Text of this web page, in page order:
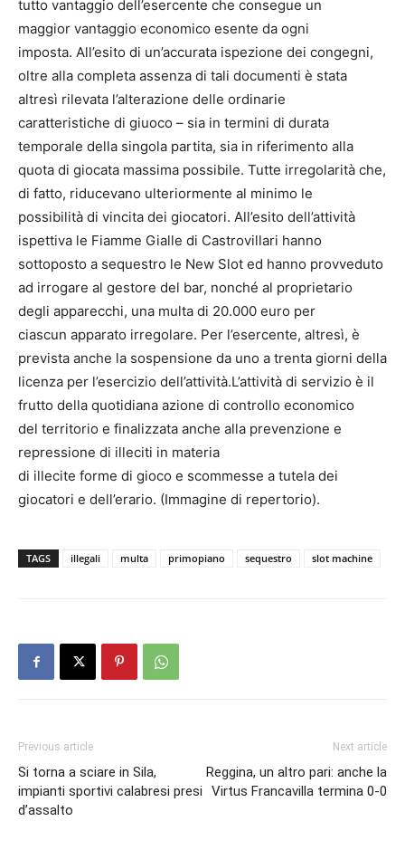
tutto vantaggio dell’esercente che consegue un
maggior vantaggio economico esente da ogni
imposta. All’esito di un’accurata ispezione dei congegni,
oltre alla completa assenza di tali documenti è stata
altresì rilevata l’alterazione delle ordinarie
caratteristiche di giuoco – sia in termini di durata
temporale della singola partita, sia in riferimento alla
quota di giocata massima possibile. Tutte irregolarità che,
di fatto, riducevano ulteriormente al minimo le
possibilità di vincita dei giocatori. All’esito dell’attività
ispettiva le Fiamme Gialle di Castrovillari hanno
sottoposto a sequestro le New Slot ed hanno provveduto
ad irrogare al gestore del bar, nonché al proprietario
degli apparecchi, una multa di 20.000 euro per
ciascun apparato irregolare. Per l’esercente, altresì, è
prevista anche la sospensione da uno a trenta giorni della
licenza per l’esercizio dell’attività.L’attività di servizio è il
frutto della quotidiana azione di controllo economico
del territorio e finalizzata anche alla prevenzione e
repressione di illeciti in materia
di illecite forme di gioco e scommesse a tutela dei
giocatori e dell’erario. (Immagine di repertorio).
TAGS illegali multa primopiano sequestro slot machine
Previous article
Si torna a sciare in Sila,
impianti sportivi calabresi presi
d’assalto
Next article
Reggina, un altro pari: anche la
Virtus Francavilla termina 0-0